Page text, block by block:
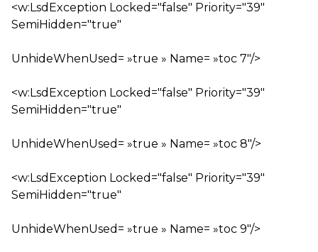
<w:LsdException Locked="false" Priority="39"
SemiHidden="true"
UnhideWhenUsed= »true » Name= »toc 7″/>
<w:LsdException Locked="false" Priority="39"
SemiHidden="true"
UnhideWhenUsed= »true » Name= »toc 8″/>
<w:LsdException Locked="false" Priority="39"
SemiHidden="true"
UnhideWhenUsed= »true » Name= »toc 9″/>